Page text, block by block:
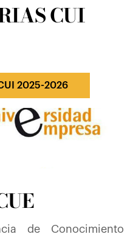
CUI
2025-2026
de Conocimiento